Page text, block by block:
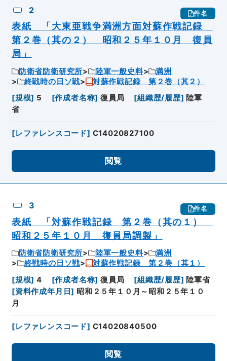
2 件名
表紙 「大東亜戦争満洲方面対蘇作戦記録
第２巻（其の２） 昭和２５年１０月 復員
局」
防衛省防衛研究所 陸軍一般史料
満洲
終戦時の日ソ戦
対蘇作戦記録 第２巻（其２）
[規模] 5 [作成者名称] 復員局 [組織歴/履歴] 陸軍
省
[レファレンスコード] C14020827100
閲覧
3 件名
表紙 「対蘇作戦記録 第２巻（其の１）
昭和２５年１０月 復員局調製」
防衛省防衛研究所 陸軍一般史料
満洲
終戦時の日ソ戦
対蘇作戦記録 第２巻（其１）
[規模] 4 [作成者名称] 復員局 [組織歴/履歴] 陸軍省
[資料作成年月日] 昭和２５年１０月～昭和２５年１０
月
[レファレンスコード] C14020840500
閲覧